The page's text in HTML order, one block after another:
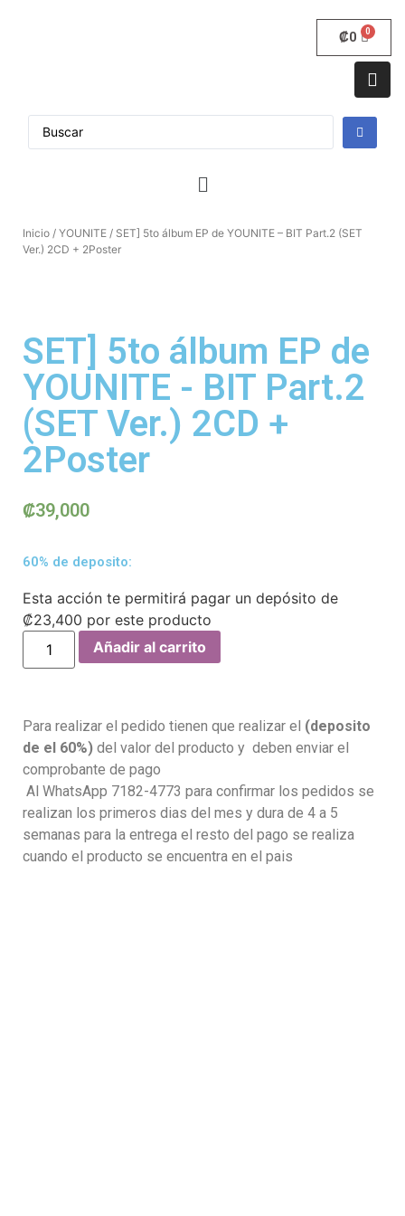
₡0
Inicio / YOUNITE / SET] 5to álbum EP de YOUNITE – BIT Part.2 (SET
Ver.) 2CD + 2Poster
SET] 5to álbum EP de
YOUNITE - BIT Part.2
(SET Ver.) 2CD +
2Poster
₡39,000
60% de deposito:
Esta acción te permitirá pagar un depósito de
₡23,400 por este producto
Añadir al carrito
Para realizar el pedido tienen que realizar el (deposito
de el 60%) del valor del producto y deben enviar el
comprobante de pago
Al WhatsApp 7182-4773 para confirmar los pedidos se
realizan los primeros dias del mes y dura de 4 a 5
semanas para la entrega el resto del pago se realiza
cuando el producto se encuentra en el pais